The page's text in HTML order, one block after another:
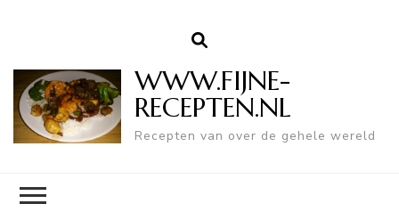
WWW.FIJNE-
RECEPTEN.NL
Recepten van over de gehele wereld